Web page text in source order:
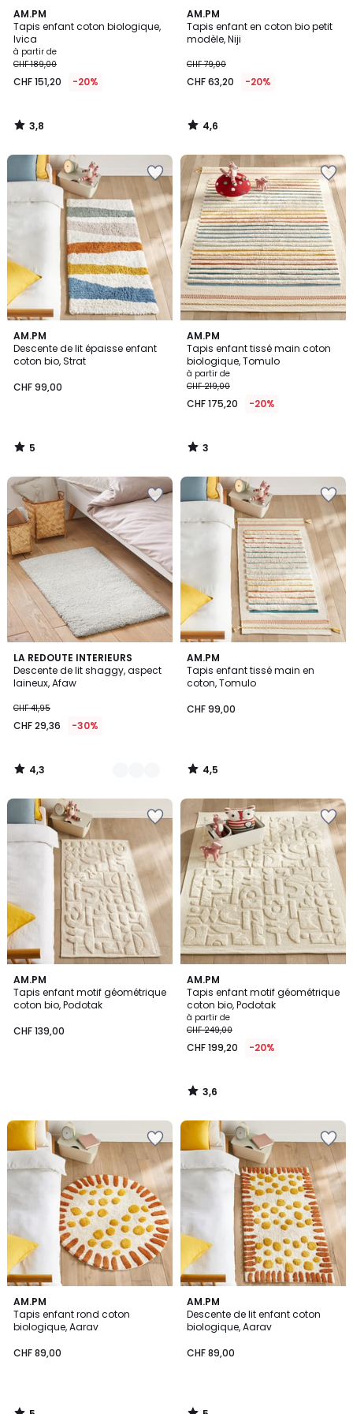
AM.PM
Tapis enfant coton biologique,
Ivica
à partir de
CHF 189,00
CHF 151,20 -20%
3,8
/ 5
3,8
/
AM.PM
Tapis enfant en coton bio petit
modèle, Niji
CHF 79,00
CHF 63,20 -20%
4,6
/ 5
4,6
/
AM.PM
Descente de lit épaisse enfant
coton bio, Strat
CHF 99,00
5
/
5
5
/
AM.PM
Tapis enfant tissé main coton
biologique, Tomulo
à partir de
CHF 219,00
CHF 175,20 -20%
3
/
5
3
/
LA REDOUTE INTERIEURS
Descente de lit shaggy, aspect
laineux, Afaw
CHF 41,95
CHF 29,36 -30%
4,3
/ 5
2
Couleurs
4,3
/
AM.PM
Tapis enfant tissé main en
coton, Tomulo
CHF 99,00
4,5
/ 5
4,5
/
AM.PM
Tapis enfant motif géométrique
coton bio, Podotak
CHF 139,00
AM.PM
Tapis enfant motif géométrique
coton bio, Podotak
à partir de
CHF 249,00
CHF 199,20 -20%
3,6
/ 5
3,6
/
AM.PM
Tapis enfant rond coton
biologique, Aarav
CHF 89,00
5
/
5
AM.PM
Descente de lit enfant coton
biologique, Aarav
CHF 89,00
5
/
5